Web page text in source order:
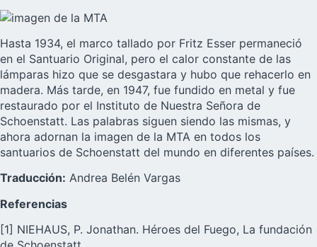
Hasta 1934, el marco tallado por Fritz Esser permaneció
en el Santuario Original, pero el calor constante de las
lámparas hizo que se desgastara y hubo que rehacerlo en
madera. Más tarde, en 1947, fue fundido en metal y fue
restaurado por el Instituto de Nuestra Señora de
Schoenstatt. Las palabras siguen siendo las mismas, y
ahora adornan la imagen de la MTA en todos los
santuarios de Schoenstatt del mundo en diferentes países.
Traducción: Andrea Belén Vargas
Referencias
[1] NIEHAUS, P. Jonathan. Héroes del Fuego, La fundación